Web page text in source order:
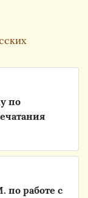
по
по работе с